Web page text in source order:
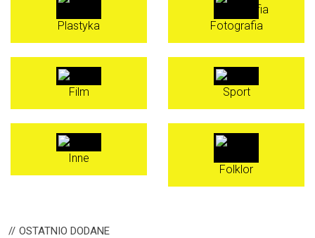
Plastyka Fotografia
Film Sport
Inne
Folklor
OSTATNIO DODANE